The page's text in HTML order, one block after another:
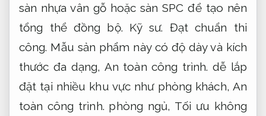
sàn nhựa vân gỗ hoặc sàn SPC để tạo nên
tổng thể đồng bộ. Kỹ sư. Đạt chuẩn thi
công. Mẫu sản phẩm này có độ dày và kích
thước đa dạng, An toàn công trình. dễ lắp
đặt tại nhiều khu vực như phòng khách, An
toàn công trình. phòng ngủ, Tối ưu không